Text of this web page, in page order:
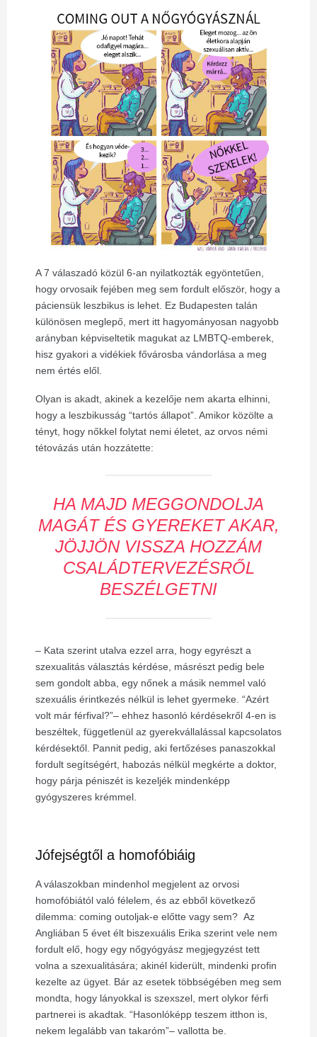
A 7 válaszadó közül 6-an nyilatkozták egyöntetűen,
hogy orvosaik fejében meg sem fordult először, hogy a
páciensük leszbikus is lehet. Ez Budapesten talán
különösen meglepő, mert itt hagyományosan nagyobb
arányban képviseltetik magukat az LMBTQ-emberek,
hisz gyakori a vidékiek fővárosba vándorlása a meg
nem értés elől.
Olyan is akadt, akinek a kezelője nem akarta elhinni,
hogy a leszbikusság “tartós állapot”. Amikor közölte a
tényt, hogy nőkkel folytat nemi életet, az orvos némi
tétovázás után hozzátette:
HA MAJD MEGGONDOLJA
MAGÁT ÉS GYEREKET AKAR,
JÖJJÖN VISSZA HOZZÁM
CSALÁDTERVEZÉSRŐL
BESZÉLGETNI
– Kata szerint utalva ezzel arra, hogy egyrészt a
szexualitás választás kérdése, másrészt pedig bele
sem gondolt abba, egy nőnek a másik nemmel való
szexuális érintkezés nélkül is lehet gyermeke. “Azért
volt már férfival?”– ehhez hasonló kérdésekről 4-en is
beszéltek, függetlenül az gyerekvállalással kapcsolatos
kérdésektől. Pannit pedig, aki fertőzéses panaszokkal
fordult segítségért, habozás nélkül megkérte a doktor,
hogy párja péniszét is kezeljék mindenképp
gyógyszeres krémmel.
Jófejségtől a homofóbiáig
A válaszokban mindenhol megjelent az orvosi
homofóbiától való félelem, és az ebből következő
dilemma: coming outoljak-e előtte vagy sem? Az
Angliában 5 évet élt biszexuális Erika szerint vele nem
fordult elő, hogy egy nőgyógyász megjegyzést tett
volna a szexualitására; akinél kiderült, mindenki profin
kezelte az ügyet. Bár az esetek többségében meg sem
mondta, hogy lányokkal is szexszel, mert olykor férfi
partnerei is akadtak. “Hasonlóképp teszem itthon is,
nekem legalább van takaróm”– vallotta be.